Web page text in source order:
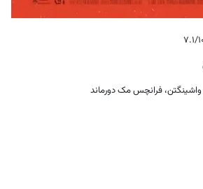
واشینگتن، فرانچس مک دورماند